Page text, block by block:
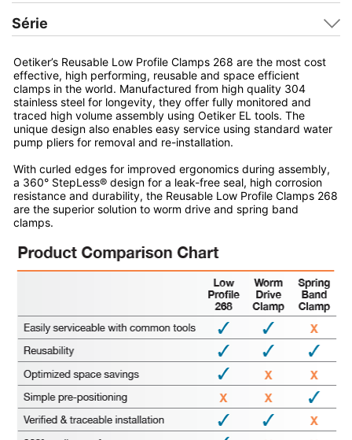
Série
Oetiker’s Reusable Low Profile Clamps 268 are the most cost
effective, high performing, reusable and space efficient
clamps in the world. Manufactured from high quality 304
stainless steel for longevity, they offer fully monitored and
traced high volume assembly using Oetiker EL tools. The
unique design also enables easy service using standard water
pump pliers for removal and re-installation.
With curled edges for improved ergonomics during assembly,
a 360° StepLess® design for a leak-free seal, high corrosion
resistance and durability, the Reusable Low Profile Clamps 268
are the superior solution to worm drive and spring band
clamps.